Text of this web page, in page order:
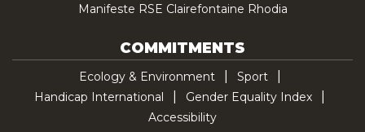
Manifeste RSE Clairefontaine Rhodia
COMMITMENTS
Ecology & Environment
Sport
Handicap International
Gender Equality Index
Accessibility